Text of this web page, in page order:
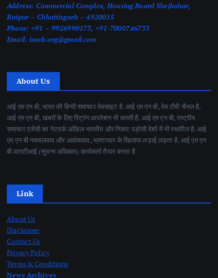
Address: Commercial Complex, Housing Board Shejbahar,
Raipur – Chhattisgarh – 4920015
Phone: +91 – 9926990173, +91-7000746733
Email: imnb.org@gmail.com
About Us
आई एम एन बी, भारत की हिन्दी समाचार वेबसाइट है. आई एम एन बी, वेब टीवी चैनल है.
आई एम एन बी, खबरों के लिए स्ट्रिंग आपरेशन भी करती है. आई एम एन बी, राष्ट्रीय
समाचार एजेंसी का नेटवर्क अखिल भारतीय और निकट पड़ोसी देशों में भी स्थापित है. आई
एम एन बी नक्सलवाद और आतंकवाद ,भ्रष्टाचार के खिलाफ लड़ाई लड़ता है. आई एम एन
बी आरटीआई (सूचना अधिकार) कार्यकर्ता तैयार करता है
Link
About Us
Disclaimer
Contact Us
Privacy Policy
Terms & Conditions
News Archives